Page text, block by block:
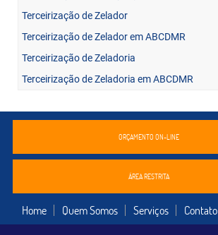
Terceirização de Zelador
Terceirização de Zelador em ABCDMR
Terceirização de Zeladoria
Terceirização de Zeladoria em ABCDMR
ORÇAMENTO ON-LINE
ÁREA RESTRITA
Home Quem Somos Serviços Contato